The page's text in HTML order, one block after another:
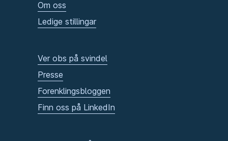
Om oss
Ledige stillingar
Ver obs på svindel
Presse
Forenklingsbloggen
Finn oss på LinkedIn